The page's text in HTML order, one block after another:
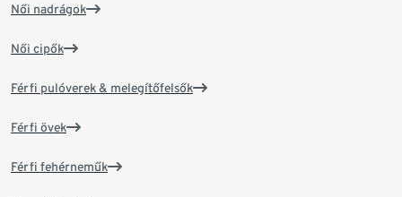
Női nadrágok
Női cipők
Férfi pulóverek & melegítőfelsők
Férfi övek
Férfi fehérneműk